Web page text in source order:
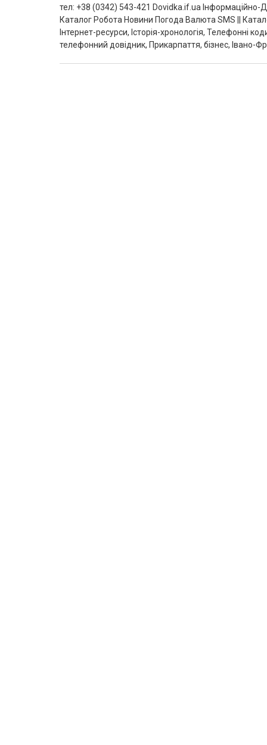
тел: +38 (0342) 543-421 Dovidka.if.ua
Каталог Робота Новини Погода Валюта SMS ||
Інтернет-ресурси, Історія-хронологія, Телефонні
телефонний довідник, Прикарпаття, бізнес, Івано-